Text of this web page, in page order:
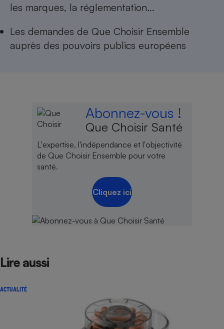
les marques, la réglementation...
Les demandes de Que Choisir Ensemble
auprès des pouvoirs publics européens
Abonnez-vous !
Que Choisir Santé
L'expertise, l'indépendance et l'objectivité
de Que Choisir Ensemble pour votre
santé.
Cliquez ici
Lire aussi
ACTUALITÉ